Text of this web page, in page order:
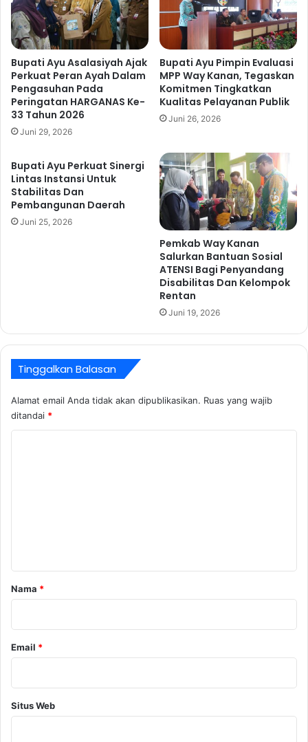
D
d
i
L
a
n
u
d
a
G
a
t
o
t
o
h
k
a
n
H
i
b
a
h
T
n
a
h
k
e
a
n
e
e
r
i
Bupati Ayu Asalasiyah Ajak
Perkuat Peran Ayah Dalam
Pengasuhan Pada
Peringatan HARGANAS Ke-
33 Tahun 2026
Juni 29, 2026
Bupati Ayu Pimpin Evaluasi
MPP Way Kanan, Tegaskan
Komitmen Tingkatkan
Kualitas Pelayanan Publik
Juni 26, 2026
Bupati Ayu Perkuat Sinergi
Lintas Instansi Untuk
Stabilitas Dan
Pembangunan Daerah
Juni 25, 2026
Pemkab Way Kanan
Salurkan Bantuan Sosial
ATENSI Bagi Penyandang
Disabilitas Dan Kelompok
Rentan
Juni 19, 2026
Tinggalkan Balasan
Alamat email Anda tidak akan dipublikasikan. Ruas yang wajib
ditandai *
rNama *
Email *
Situs Web